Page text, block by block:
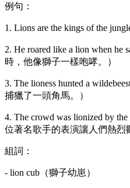
例句：
1. Lions are the kings of the
2. He roared like a lion when he
時，他像獅子一樣咆哮。）
3. The lioness hunted a
捕獵了一頭角馬。）
4. The crowd was lionized by
位著名歌手的表演讓人們熱烈
組詞：
- lion cub（獅子幼崽）